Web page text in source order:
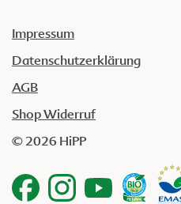
Impressum
Datenschutzerklärung
AGB
Shop Widerruf
© 2026 HiPP